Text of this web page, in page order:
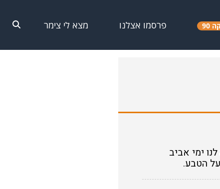
90 פרסמו אצלנו מצא לי צימר
ימי אביב